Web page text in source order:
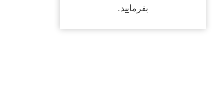
بفرمایید.